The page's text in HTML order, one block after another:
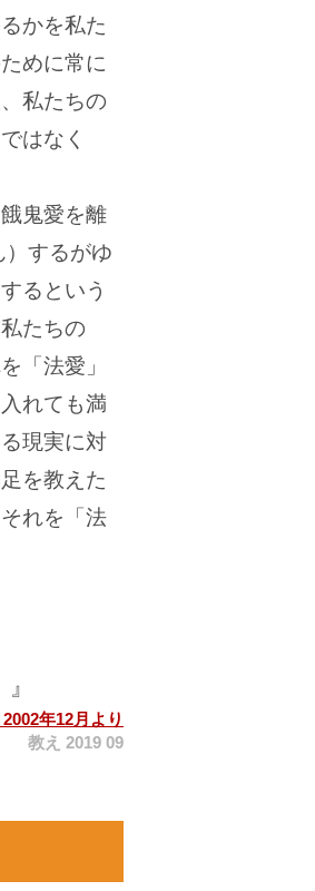
かを私た
めに常に
私たちの
はなく
鬼愛を離
するがゆ
るという
たちの
「法愛」
れても満
現実に対
を教えた
れを「法
年12月より
教え 2019 09